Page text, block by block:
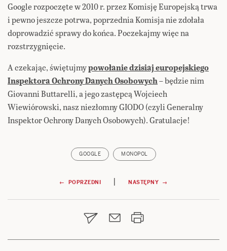
Google rozpoczęte w 2010 r. przez Komisję Europejską trwa
i pewno jeszcze potrwa, poprzednia Komisja nie zdołała
doprowadzić sprawy do końca. Poczekajmy więc na
rozstrzygnięcie.
A czekając, świętujmypowołanie dzisiaj europejskiego
Inspektora Ochrony Danych Osobowych– będzie nim
Giovanni Buttarelli, a jego zastępcą Wojciech
Wiewiórowski, nasz niezłomny GIODO (czyli Generalny
Inspektor Ochrony Danych Osobowych). Gratulacje!
GOOGLE MONOPOL
Nawigacja
wpisu
← POPRZEDNI | NASTĘPNY →